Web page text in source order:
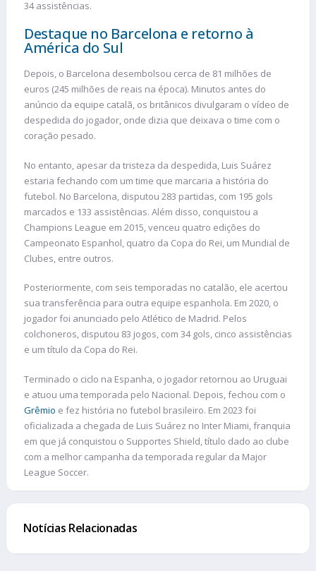
34 assistências.
Destaque no Barcelona e retorno à
América do Sul
Depois, o Barcelona desembolsou cerca de 81 milhões de
euros (245 milhões de reais na época). Minutos antes do
anúncio da equipe catalã, os britânicos divulgaram o vídeo de
despedida do jogador, onde dizia que deixava o time com o
coração pesado.
No entanto, apesar da tristeza da despedida, Luis Suárez
estaria fechando com um time que marcaria a história do
futebol. No Barcelona, disputou 283 partidas, com 195 gols
marcados e 133 assistências. Além disso, conquistou a
Champions League em 2015, venceu quatro edições do
Campeonato Espanhol, quatro da Copa do Rei, um Mundial de
Clubes, entre outros.
Posteriormente, com seis temporadas no catalão, ele acertou
sua transferência para outra equipe espanhola. Em 2020, o
jogador foi anunciado pelo Atlético de Madrid. Pelos
colchoneros, disputou 83 jogos, com 34 gols, cinco assistências
e um título da Copa do Rei.
Terminado o ciclo na Espanha, o jogador retornou ao Uruguai
e atuou uma temporada pelo Nacional. Depois, fechou com o
Grêmio e fez história no futebol brasileiro. Em 2023 foi
oficializada a chegada de Luis Suárez no Inter Miami, franquia
em que já conquistou o Supportes Shield, título dado ao clube
com a melhor campanha da temporada regular da Major
League Soccer.
Notícias Relacionadas